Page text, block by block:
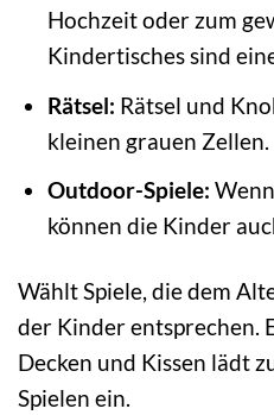
Hochzeit oder zum
Kindertisches sind
Rätsel: Rätsel und
kleinen grauen Zellen.
Outdoor-Spiele:
können die Kinder
Wählt Spiele, die dem
der Kinder entsprechen.
Decken und Kissen lädt
Spielen ein.